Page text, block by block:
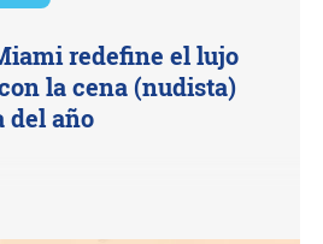
redefine el lujo
la cena (nudista)
del año